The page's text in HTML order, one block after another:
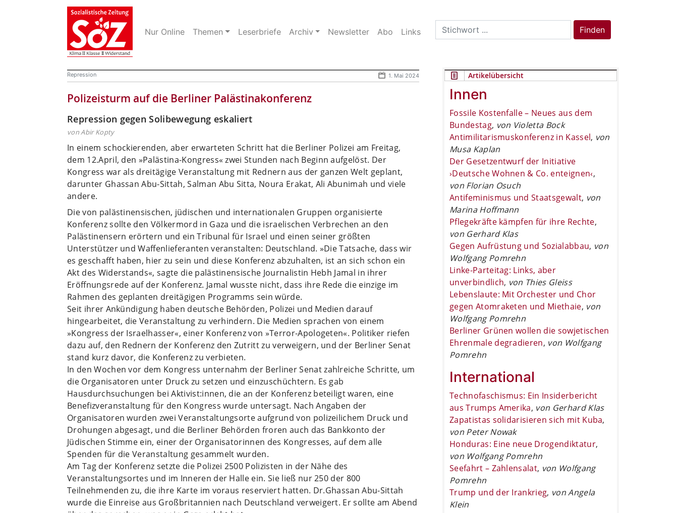
Nur Online Themen Leserbriefe Archiv Newsletter Abo Links
Search
for:
Finden
Repression 1. Mai 2024
Polizeisturm auf die Berliner Palästinakonferenz
Repression gegen Solibewegung eskaliert
von Abir Kopty
In einem schockierenden, aber erwarteten Schritt hat die Berliner Polizei am Freitag,
dem 12.April, den »Palästina-Kongress« zwei Stunden nach Beginn aufgelöst. Der
Kongress war als dreitägige Veranstaltung mit Rednern aus der ganzen Welt geplant,
darunter Ghassan Abu-Sittah, Salman Abu Sitta, Noura Erakat, Ali Abunimah und viele
andere.
Die von palästinensischen, jüdischen und internationalen Gruppen organisierte
Konferenz sollte den Völkermord in Gaza und die israelischen Verbrechen an den
Palästinensern erörtern und ein Tribunal für Israel und einen seiner größten
Unterstützer und Waffenlieferanten veranstalten: Deutschland. »Die Tatsache, dass wir
es geschafft haben, hier zu sein und diese Konferenz abzuhalten, ist an sich schon ein
Akt des Widerstands«, sagte die palästinensische Journalistin Hebh Jamal in ihrer
Eröffnungsrede auf der Konferenz. Jamal wusste nicht, dass ihre Rede die einzige im
Rahmen des geplanten dreitägigen Programms sein würde.
Seit ihrer Ankündigung haben deutsche Behörden, Polizei und Medien darauf
hingearbeitet, die Veranstaltung zu verhindern. Die Medien sprachen von einem
»Kongress der Israelhasser«, einer Konferenz von »Terror-Apologeten«. Politiker riefen
dazu auf, den Rednern der Konferenz den Zutritt zu verweigern, und der Berliner Senat
stand kurz davor, die Konferenz zu verbieten.
In den Wochen vor dem Kongress unternahm der Berliner Senat zahlreiche Schritte, um
die Organisatoren unter Druck zu setzen und einzuschüchtern. Es gab
Hausdurchsuchungen bei Aktivist:innen, die an der Konferenz beteiligt waren, eine
Benefizveranstaltung für den Kongress wurde untersagt. Nach Angaben der
Organisatoren wurden zwei Veranstaltungsorte aufgrund von polizeilichem Druck und
Drohungen abgesagt, und die Berliner Behörden froren auch das Bankkonto der
Jüdischen Stimme ein, einer der Organisatorinnen des Kongresses, auf dem alle
Spenden für die Veranstaltung gesammelt wurden.
Am Tag der Konferenz setzte die Polizei 2500 Polizisten in der Nähe des
Veranstaltungsortes und im Inneren der Halle ein. Sie ließ nur 250 der 800
Teilnehmenden zu, die ihre Karte im voraus reserviert hatten. Dr.Ghassan Abu-Sittah
wurde die Einreise aus Großbritannien nach Deutschland verweigert. Er sollte am Abend
Artikelübersicht
Innen
Fossile Kostenfalle – Neues aus dem
Bundestag, von Violetta Bock
Antimilitarismuskonferenz in Kassel, von
Musa Kaplan
Der Gesetzentwurf der Initiative
›Deutsche Wohnen & Co. enteignen‹,
von Florian Osuch
Antifeminismus und Staatsgewalt, von
Marina Hoffmann
Pflegekräfte kämpfen für ihre Rechte,
von Gerhard Klas
Gegen Aufrüstung und Sozialabbau, von
Wolfgang Pomrehn
Linke-Parteitag: Links, aber
unverbindlich, von Thies Gleiss
Lebenslaute: Mit Orchester und Chor
gegen Atomraketen und Miethaie, von
Wolfgang Pomrehn
Berliner Grünen wollen die sowjetischen
Ehrenmale degradieren, von Wolfgang
Pomrehn
International
Technofaschismus: Ein Insiderbericht
aus Trumps Amerika, von Gerhard Klas
Zapatistas solidarisieren sich mit Kuba,
von Peter Nowak
Honduras: Eine neue Drogendiktatur,
von Wolfgang Pomrehn
Seefahrt – Zahlensalat, von Wolfgang
Pomrehn
Trump und der Irankrieg, von Angela
Klein